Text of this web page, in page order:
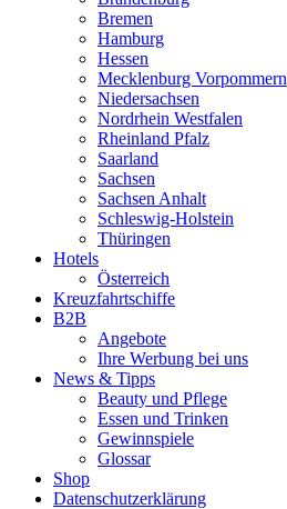
Bremen
Hamburg
Hessen
Mecklenburg Vorpommern
Niedersachsen
Nordrhein Westfalen
Rheinland Pfalz
Saarland
Sachsen
Sachsen Anhalt
Schleswig-Holstein
Thüringen
Hotels
Österreich
Kreuzfahrtschiffe
B2B
Angebote
Ihre Werbung bei uns
News & Tipps
Beauty und Pflege
Essen und Trinken
Gewinnspiele
Glossar
Shop
Datenschutzerklärung